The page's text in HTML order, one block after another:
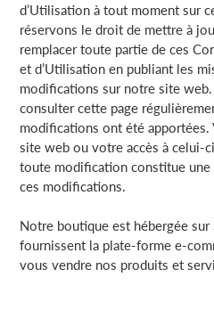
d’Utilisation à tout moment sur
réservons le droit de mettre à
remplacer toute partie de ces
et d’Utilisation en publiant les
modifications sur notre site
consulter cette page
modifications ont été
site web ou votre accès à celui-
toute modification constitue
ces modifications.
Notre boutique est hébergée
fournissent la plate-forme e-
vous vendre nos produits et